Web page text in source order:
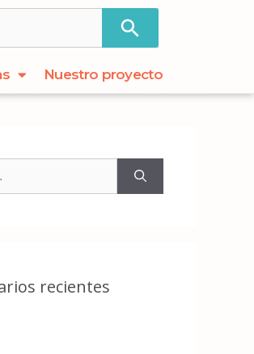
Nuestro proyecto
recientes